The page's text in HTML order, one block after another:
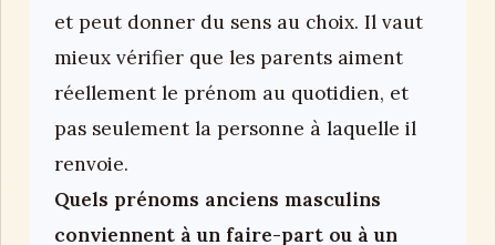
et peut donner du sens au choix. Il vaut
mieux vérifier que les parents aiment
réellement le prénom au quotidien, et
pas seulement la personne à laquelle il
renvoie.
Quels prénoms anciens masculins
conviennent à un faire-part ou à un